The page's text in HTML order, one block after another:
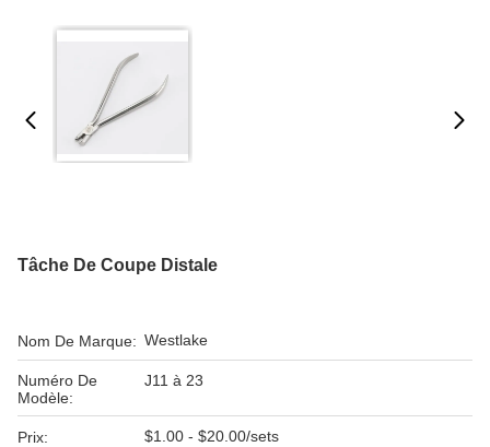
Tâche De Coupe Distale
Nom De Marque: Westlake
Numéro De
Modèle:
J11 à 23
Prix: $1.00 - $20.00/sets